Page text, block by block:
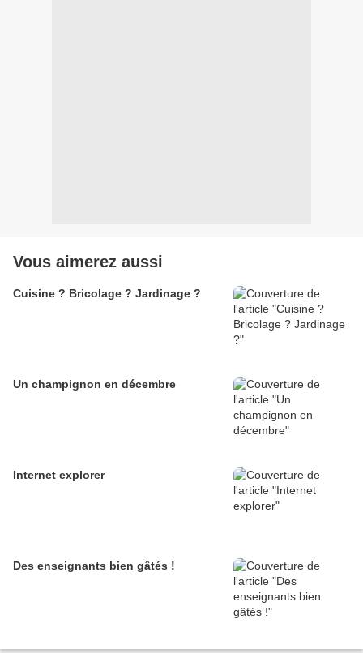
Vous aimerez aussi
Cuisine ? Bricolage ? Jardinage ?
Un champignon en décembre
Internet explorer
Des enseignants bien gâtés !